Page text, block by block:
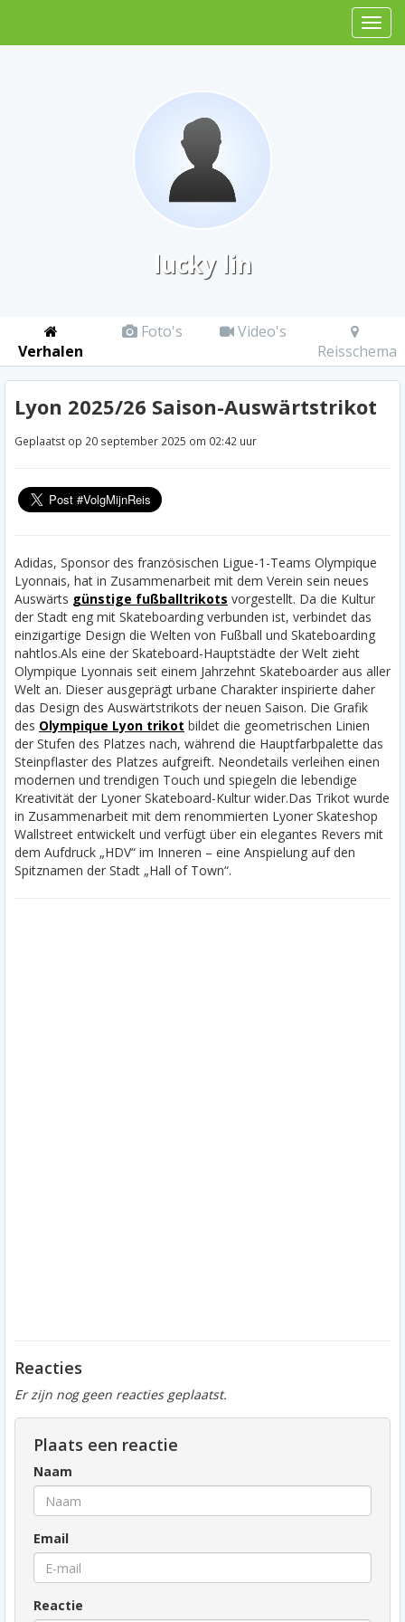
lucky lin
Verhalen
Foto's
Video's
Reisschema
Lyon 2025/26 Saison-Auswärtstrikot
Geplaatst op 20 september 2025 om 02:42 uur
Adidas, Sponsor des französischen Ligue-1-Teams Olympique
Lyonnais, hat in Zusammenarbeit mit dem Verein sein neues
Auswärts günstige fußballtrikots vorgestellt. Da die Kultur
der Stadt eng mit Skateboarding verbunden ist, verbindet das
einzigartige Design die Welten von Fußball und Skateboarding
nahtlos.Als eine der Skateboard-Hauptstädte der Welt zieht
Olympique Lyonnais seit einem Jahrzehnt Skateboarder aus aller
Welt an. Dieser ausgeprägt urbane Charakter inspirierte daher
das Design des Auswärtstrikots der neuen Saison. Die Grafik
des Olympique Lyon trikot bildet die geometrischen Linien
der Stufen des Platzes nach, während die Hauptfarbpalette das
Steinpflaster des Platzes aufgreift. Neondetails verleihen einen
modernen und trendigen Touch und spiegeln die lebendige
Kreativität der Lyoner Skateboard-Kultur wider.Das Trikot wurde
in Zusammenarbeit mit dem renommierten Lyoner Skateshop
Wallstreet entwickelt und verfügt über ein elegantes Revers mit
dem Aufdruck „HDV“ im Inneren – eine Anspielung auf den
Spitznamen der Stadt „Hall of Town“.
Reacties
Er zijn nog geen reacties geplaatst.
Plaats een reactie
Naam
Email
Reactie